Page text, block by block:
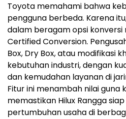
Toyota memahami bahwa
pengguna berbeda. Karena
dalam beragam opsi konversi
Certified Conversion.
Box, Dry Box, atau modifikasi
kebutuhan industri, dengan
dan kemudahan layanan di
Fitur ini menambah nilai guna
memastikan Hilux Rangga
pertumbuhan usaha di